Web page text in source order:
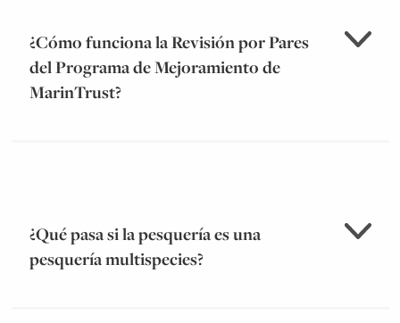
¿Cómo funciona la Revisión por Pares
del Programa de Mejoramiento de
MarinTrust?
¿Qué pasa si la pesquería es una
pesquería multispecies?